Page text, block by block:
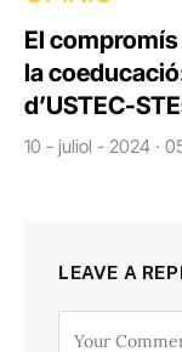
El
la
d’USTEC-
10 - juliol - 2024 ·
LEAVE A